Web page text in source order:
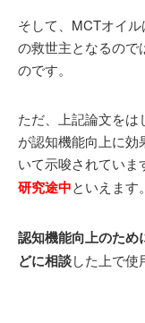
そして、MCTオイ
の救世主となるので
のです。
ただ、上記論文をは
が認知機能向上に効
いて示唆されていま
研究途中といえます。
認知機能向上のため
どに相談した上で使